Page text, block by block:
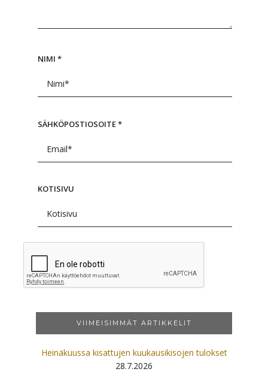
NIMI *
SÄHKÖPOSTIOSOITE*
KOTISIVU
VIIMEISIMMÄT ARTIKKELIT
Heinäkuussa kisattujen kuukausikisojen tulokset
28.7.2026